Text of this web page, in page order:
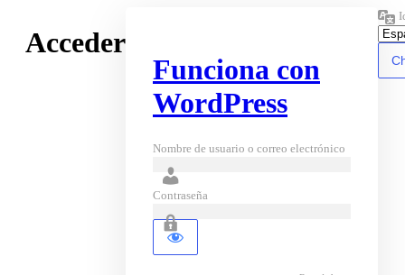
Acceder
Funciona con
WordPress
Nombre de usuario o correo electrónico
Contraseña